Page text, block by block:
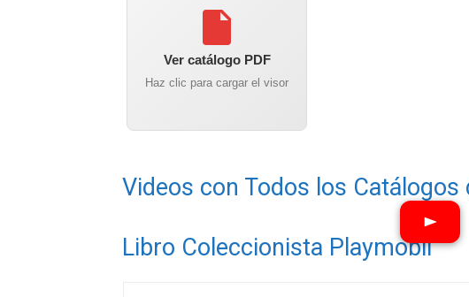
Ver catálogo PDF
Haz clic para cargar el visor
Videos con Todos los Catálogos
Libro Coleccionista Playmobil